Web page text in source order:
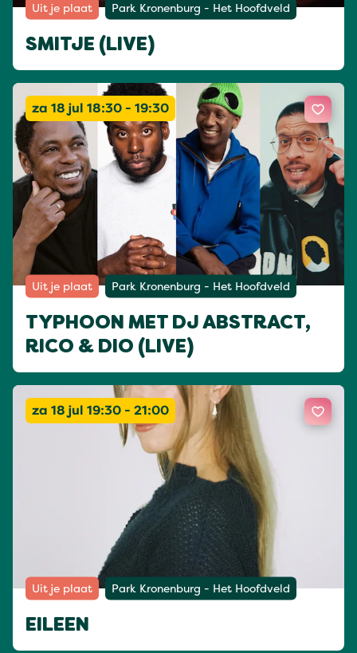
Uit je plaat Park Kronenburg - Het Hoofdveld
SMITJE (LIVE)
za 18 jul 18:30 - 19:30
Uit je plaat Park Kronenburg - Het Hoofdveld
TYPHOON MET DJ ABSTRACT,
RICO & DIO (LIVE)
za 18 jul 19:30 - 21:00
Uit je plaat Park Kronenburg - Het Hoofdveld
EILEEN